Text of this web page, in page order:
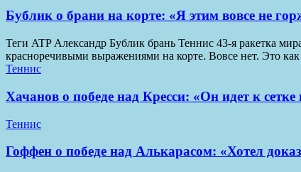
Бублик о брани на корте: «Я этим вовсе не
Теги ATP Александр Бублик брань Теннис 43-я ракетка
красноречивыми выражениями на корте. Вовсе нет. Это
Теннис
Хачанов о победе над Кресси: «Он идет к
Теннис
Гоффен о победе над Алькарасом: «Хотел